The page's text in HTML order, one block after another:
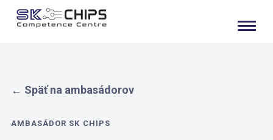
← Späť na ambasádorov
AMBASÁDOR SK CHIPS